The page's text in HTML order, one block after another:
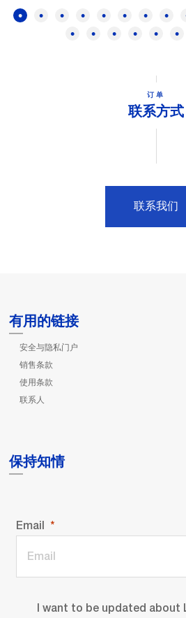
订单
联系方式
联系我们
有用的链接
安全与隐私门户
销售条款
使用条款
联系人
保持知情
Email
I want to be updated about